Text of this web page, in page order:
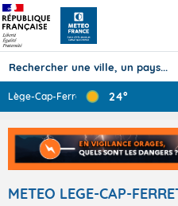
TOUS LES
Lège-Cap-Ferret ... 24°
METEO LEGE-CAP-